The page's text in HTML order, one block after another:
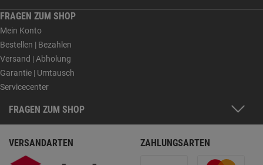
FRAGEN ZUM SHOP
Mein Konto
Bestellen | Bezahlen
Versand | Abholung
Garantie | Umtausch
Servicecenter
FRAGEN ZUM SHOP
VERSANDARTEN ZAHLUNGSARTEN